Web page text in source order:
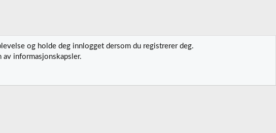
Kontakt oss Vilkår og regler
og holde deg innlogget dersom du registrerer deg.
informasjonskapsler.